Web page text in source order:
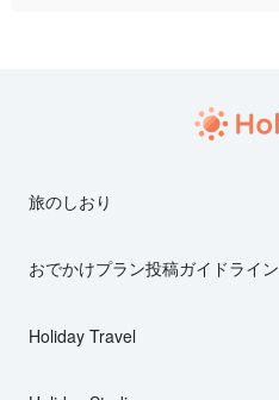
旅のしおり
おでかけプラン投稿ガイドライン
Holiday Travel